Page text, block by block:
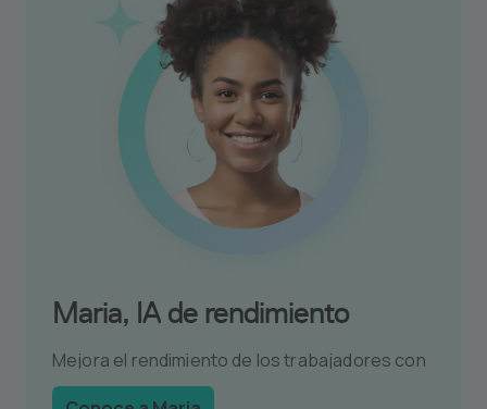
Maria, IA de rendimiento
Mejora el rendimiento de los trabajadores con
coaching inteligente y motivador.